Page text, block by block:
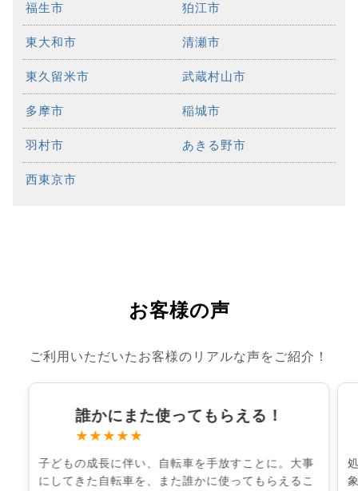
福生市 狛江市
東大和市 清瀬市
東久留米市 武蔵村山市
多摩市 稲城市
羽村市 あきる野市
西東京市
お客様の声
ご利用いただいたお客様のリアルな声をご紹介！
誰かにまた使ってもらえる！
★★★★★
子どもの成長に伴い、自転車を手放すことに。大事
にしてきた自転車を、また誰かに使ってもらえるこ